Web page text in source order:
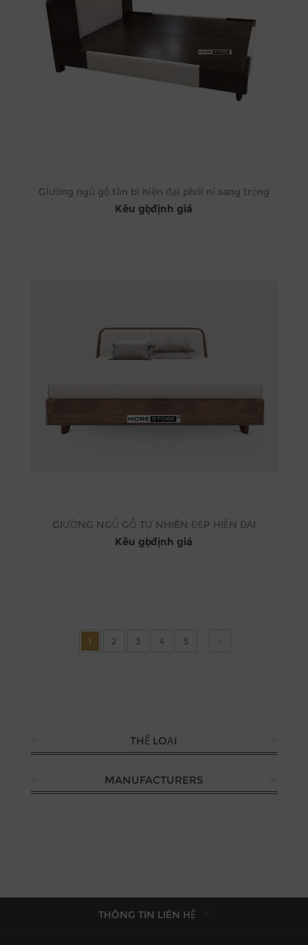
Giường ngủ gỗ tần bì hiện đại phối nỉ sang trọng
Kêu gọi định giá
GIƯỜNG NGỦ GỖ TỰ NHIÊN ĐẸP HIỆN ĐẠI
Kêu gọi định giá
1 2 3 4 5
THỂ LOẠI
MANUFACTURERS
THÔNG TIN LIÊN HỆ